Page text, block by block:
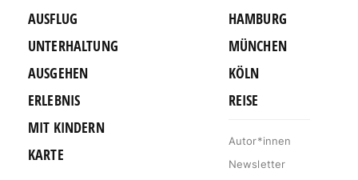
AUSFLUG
UNTERHALTUNG
AUSGEHEN
ERLEBNIS
MIT KINDERN
KARTE
HAMBURG
MÜNCHEN
KÖLN
REISE
Autor*innen
Newsletter